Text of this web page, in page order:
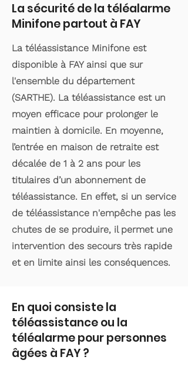
La sécurité de la téléalarme
Minifone partout à FAY
La téléassistance Minifone est
disponible à FAY ainsi que sur
l'ensemble du département
(SARTHE). La téléassistance est un
moyen efficace pour prolonger le
maintien à domicile. En moyenne,
l’entrée en maison de retraite est
décalée de 1 à 2 ans pour les
titulaires d’un abonnement de
téléassistance. En effet, si un service
de téléassistance n'empêche pas les
chutes de se produire, il permet une
intervention des secours très rapide
et en limite ainsi les conséquences.
En quoi consiste la
téléassistance ou la
téléalarme pour personnes
âgées à FAY ?